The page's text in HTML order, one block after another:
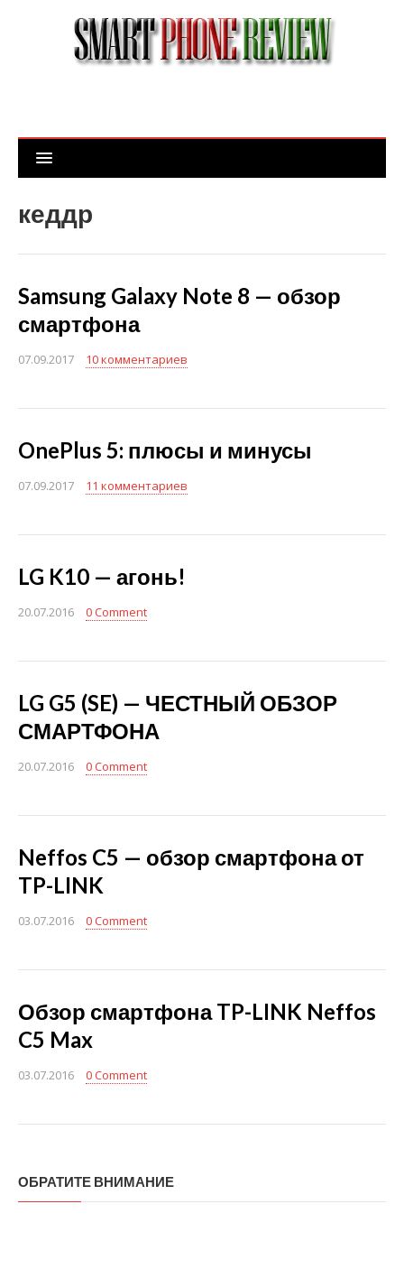
кеддр
Samsung Galaxy Note 8 — обзор
смартфона
07.09.2017 10 комментариев
OnePlus 5: плюсы и минусы
07.09.2017 11 комментариев
LG K10 — агонь!
20.07.2016 0 Comment
LG G5 (SE) — ЧЕСТНЫЙ ОБЗОР
СМАРТФОНА
20.07.2016 0 Comment
Neffos C5 — обзор смартфона от
TP-LINK
03.07.2016 0 Comment
Обзор смартфона TP-LINK Neffos
C5 Max
03.07.2016 0 Comment
ОБРАТИТЕ ВНИМАНИЕ